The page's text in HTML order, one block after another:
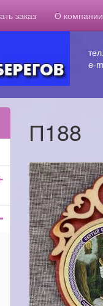
заказ О компании
e-
П188